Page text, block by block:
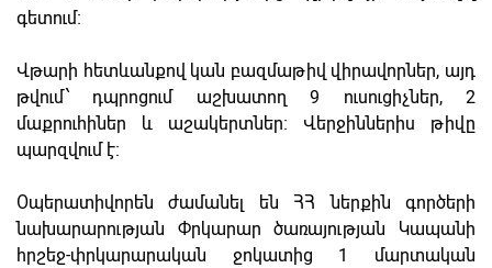
գետում։
Վթարի հետևանքով կան բազմաթիվ վիրավորներ, այդ
թվում՝ դպրոցում աշխատող 9 ուսուցիչներ, 2
մաքրուհիներ և աշակերտներ։ Վերջիններիս թիվը
պարզվում է։
Օպերատիվորեն ժամանել են ՀՀ ներքին գործերի
նախարարության Փրկարար ծառայության Կապանի
հրշեջ-փրկարարական ջոկատից 1 մարտական